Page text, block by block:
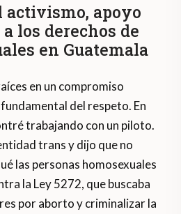
activismo, apoyo
los derechos de
en Guatemala
en un compromiso
del respeto. En
trabajando con un piloto.
trans y dijo que no
las personas homosexuales
la Ley 5272, que buscaba
por aborto y criminalizar la